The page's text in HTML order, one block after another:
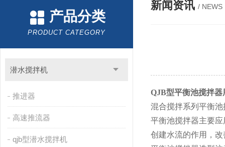
产品分类
PRODUCT CATEGORY
潜水搅拌机
推进器
高速推流器
qjb型潜水搅拌机
新闻资讯 / NEWS
QJB型平衡池搅拌器
混合搅拌系列平衡
平衡池搅拌器主要
创建水流的作用，